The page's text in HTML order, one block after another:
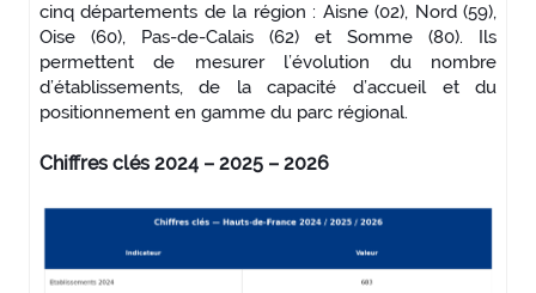
cinq départements de la région : Aisne (02), Nord (59),
Oise (60), Pas-de-Calais (62) et Somme (80). Ils
permettent de mesurer l’évolution du nombre
d’établissements, de la capacité d’accueil et du
positionnement en gamme du parc régional.
Chiffres clés 2024 – 2025 – 2026